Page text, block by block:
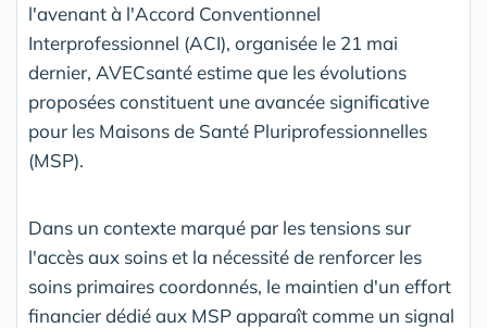
l'avenant à l'Accord Conventionnel
Interprofessionnel (ACI), organisée le 21 mai
dernier, AVECsanté estime que les évolutions
proposées constituent une avancée significative
pour les Maisons de Santé Pluriprofessionnelles
(MSP).
Dans un contexte marqué par les tensions sur
l'accès aux soins et la nécessité de renforcer les
soins primaires coordonnés, le maintien d'un effort
financier dédié aux MSP apparaît comme un signal